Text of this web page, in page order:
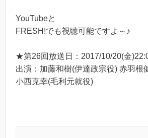
YouTubeと
FRESH!でも視聴可能ですよ～♪
★第26回放送日：2017/10/20(金
出演：加藤和樹(伊達政宗役) 赤羽根
小西克幸(毛利元就役)